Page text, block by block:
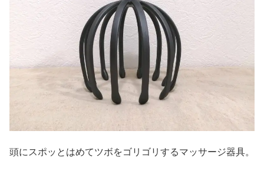
頭にスポッとはめてツボをゴリゴリするマッサージ器具。